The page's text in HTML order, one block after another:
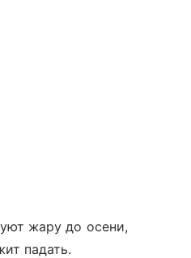
жару до осени,
падать.